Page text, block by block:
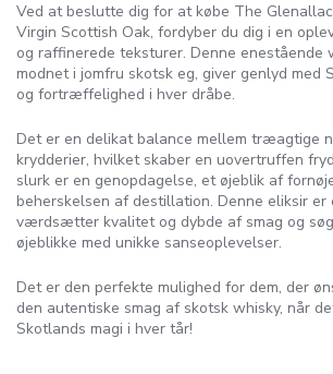
Ved at beslutte dig for at købe The
Virgin Scottish Oak, fordyber du dig i en
og raffinerede teksturer. Denne enestående
modnet i jomfru skotsk eg, giver genlyd med
og fortræffelighed i hver dråbe.
Det er en delikat balance mellem træagtige
krydderier, hvilket skaber en uovertruffen
slurk er en genopdagelse, et øjeblik af
beherskelsen af destillation. Denne eliksir er
værdsætter kvalitet og dybde af smag og
øjeblikke med unikke sanseoplevelser.
Det er den perfekte mulighed for dem, der
den autentiske smag af skotsk whisky, når
Skotlands magi i hver tår!